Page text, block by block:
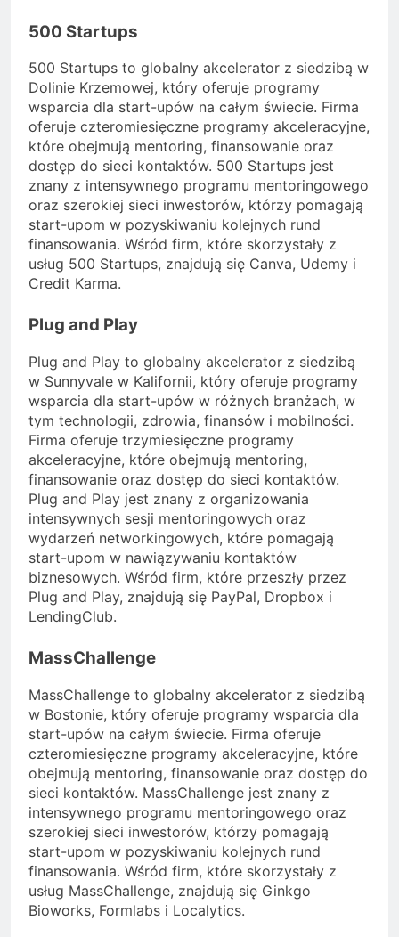
500 Startups
500 Startups to globalny akcelerator z siedzibą w
Dolinie Krzemowej, który oferuje programy
wsparcia dla start-upów na całym świecie. Firma
oferuje czteromiesięczne programy akceleracyjne,
które obejmują mentoring, finansowanie oraz
dostęp do sieci kontaktów. 500 Startups jest
znany z intensywnego programu mentoringowego
oraz szerokiej sieci inwestorów, którzy pomagają
start-upom w pozyskiwaniu kolejnych rund
finansowania. Wśród firm, które skorzystały z
usług 500 Startups, znajdują się Canva, Udemy i
Credit Karma.
Plug and Play
Plug and Play to globalny akcelerator z siedzibą
w Sunnyvale w Kalifornii, który oferuje programy
wsparcia dla start-upów w różnych branżach, w
tym technologii, zdrowia, finansów i mobilności.
Firma oferuje trzymiesięczne programy
akceleracyjne, które obejmują mentoring,
finansowanie oraz dostęp do sieci kontaktów.
Plug and Play jest znany z organizowania
intensywnych sesji mentoringowych oraz
wydarzeń networkingowych, które pomagają
start-upom w nawiązywaniu kontaktów
biznesowych. Wśród firm, które przeszły przez
Plug and Play, znajdują się PayPal, Dropbox i
LendingClub.
MassChallenge
MassChallenge to globalny akcelerator z siedzibą
w Bostonie, który oferuje programy wsparcia dla
start-upów na całym świecie. Firma oferuje
czteromiesięczne programy akceleracyjne, które
obejmują mentoring, finansowanie oraz dostęp do
sieci kontaktów. MassChallenge jest znany z
intensywnego programu mentoringowego oraz
szerokiej sieci inwestorów, którzy pomagają
start-upom w pozyskiwaniu kolejnych rund
finansowania. Wśród firm, które skorzystały z
usług MassChallenge, znajdują się Ginkgo
Bioworks, Formlabs i Localytics.